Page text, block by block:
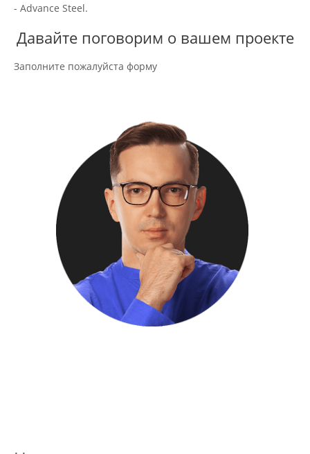
- Advance Steel.
Давайте поговорим о вашем проекте
Заполните пожалуйста форму